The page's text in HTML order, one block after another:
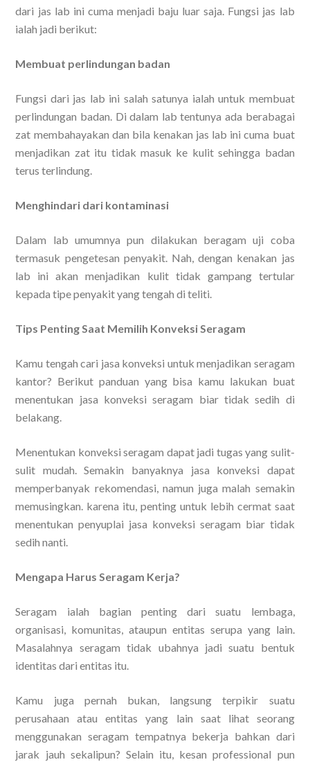
dari jas lab ini cuma menjadi baju luar saja. Fungsi jas lab
ialah jadi berikut:
Membuat perlindungan badan
Fungsi dari jas lab ini salah satunya ialah untuk membuat
perlindungan badan. Di dalam lab tentunya ada berabagai
zat membahayakan dan bila kenakan jas lab ini cuma buat
menjadikan zat itu tidak masuk ke kulit sehingga badan
terus terlindung.
Menghindari dari kontaminasi
Dalam lab umumnya pun dilakukan beragam uji coba
termasuk pengetesan penyakit. Nah, dengan kenakan jas
lab ini akan menjadikan kulit tidak gampang tertular
kepada tipe penyakit yang tengah di teliti.
Tips Penting Saat Memilih Konveksi Seragam
Kamu tengah cari jasa konveksi untuk menjadikan seragam
kantor? Berikut panduan yang bisa kamu lakukan buat
menentukan jasa konveksi seragam biar tidak sedih di
belakang.
Menentukan konveksi seragam dapat jadi tugas yang sulit-
sulit mudah. Semakin banyaknya jasa konveksi dapat
memperbanyak rekomendasi, namun juga malah semakin
memusingkan. karena itu, penting untuk lebih cermat saat
menentukan penyuplai jasa konveksi seragam biar tidak
sedih nanti.
Mengapa Harus Seragam Kerja?
Seragam ialah bagian penting dari suatu lembaga,
organisasi, komunitas, ataupun entitas serupa yang lain.
Masalahnya seragam tidak ubahnya jadi suatu bentuk
identitas dari entitas itu.
Kamu juga pernah bukan, langsung terpikir suatu
perusahaan atau entitas yang lain saat lihat seorang
menggunakan seragam tempatnya bekerja bahkan dari
jarak jauh sekalipun? Selain itu, kesan professional pun